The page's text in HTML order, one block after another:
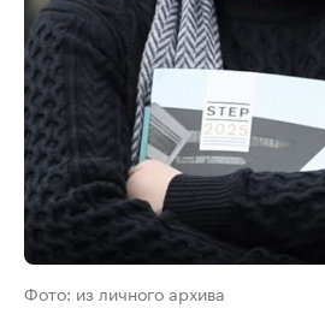
Фото: из личного архива